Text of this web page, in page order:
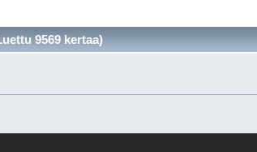
9569 kertaa)